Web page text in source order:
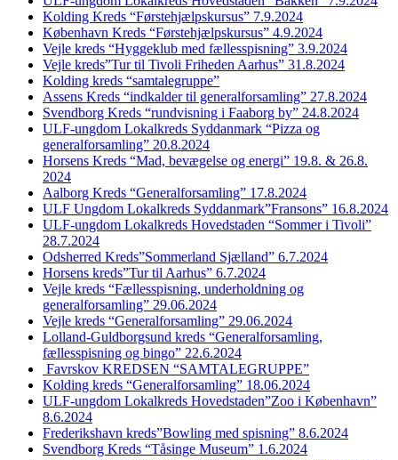
Kolding Kreds “Førstehjælpskursus” 7.9.2024
København Kreds “Førstehjælpskursus” 4.9.2024
Vejle kreds “Hyggeklub med fællesspisning” 3.9.2024
Vejle kreds”Tur til Tivoli Friheden Aarhus” 31.8.2024
Kolding kreds “samtalegruppe”
Assens Kreds “indkalder til generalforsamling” 27.8.2024
Svendborg Kreds “rundvisning i Faaborg by” 24.8.2024
ULF-ungdom Lokalkreds Syddanmark “Pizza og
generalforsamling” 20.8.2024
Horsens Kreds “Mad, bevægelse og energi” 19.8. & 26.8.
2024
Aalborg Kreds “Generalforsamling” 17.8.2024
ULF Ungdom Lokalkreds Syddanmark”Fransons” 16.8.2024
ULF-ungdom Lokalkreds Hovedstaden “Sommer i Tivoli”
28.7.2024
Odsherred Kreds”Sommerland Sjælland” 6.7.2024
Horsens kreds”Tur til Aarhus” 6.7.2024
Vejle kreds “Fællesspisning, underholdning og
generalforsamling” 29.06.2024
Vejle kreds “Generalforsamling” 29.06.2024
Lolland-Guldborgsund kreds “Generalforsamling,
fællesspisning og bingo” 22.6.2024
Favrskov KREDSEN “SAMTALEGRUPPE”
Kolding kreds “Generalforsamling” 18.06.2024
ULF-ungdom Lokalkreds Hovedstaden”Zoo i København”
8.6.2024
Frederikshavn kreds”Bowling med spisning” 8.6.2024
Svendborg Kreds “Tåsinge Museum” 1.6.2024